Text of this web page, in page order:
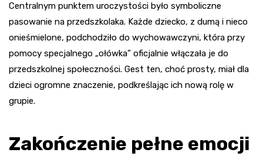
Centralnym punktem uroczystości było symboliczne
pasowanie na przedszkolaka. Każde dziecko, z dumą i nieco
onieśmielone, podchodziło do wychowawczyni, która przy
pomocy specjalnego „ołówka” oficjalnie włączała je do
przedszkolnej społeczności. Gest ten, choć prosty, miał dla
dzieci ogromne znaczenie, podkreślając ich nową rolę w
grupie.
Zakończenie pełne emocji